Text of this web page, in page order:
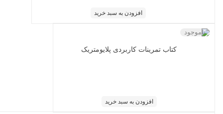
افزودن به سبد خرید
کتاب تمرینات کاربردی پلایومتریک
ناموجود
افزودن به سبد خرید